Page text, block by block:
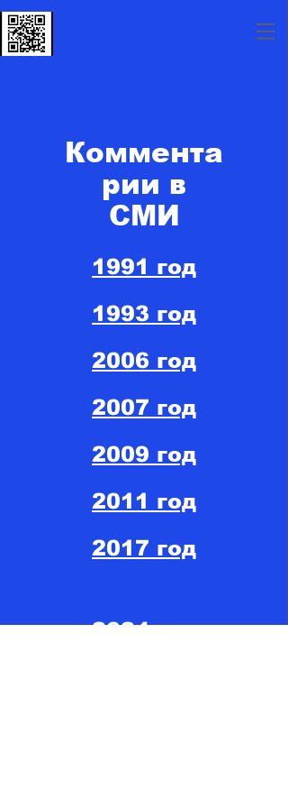
Коммента
рии в
СМИ
1991 год
1993 год
2006 год
2007 год
2009 год
2011 год
2017 год
2024 год